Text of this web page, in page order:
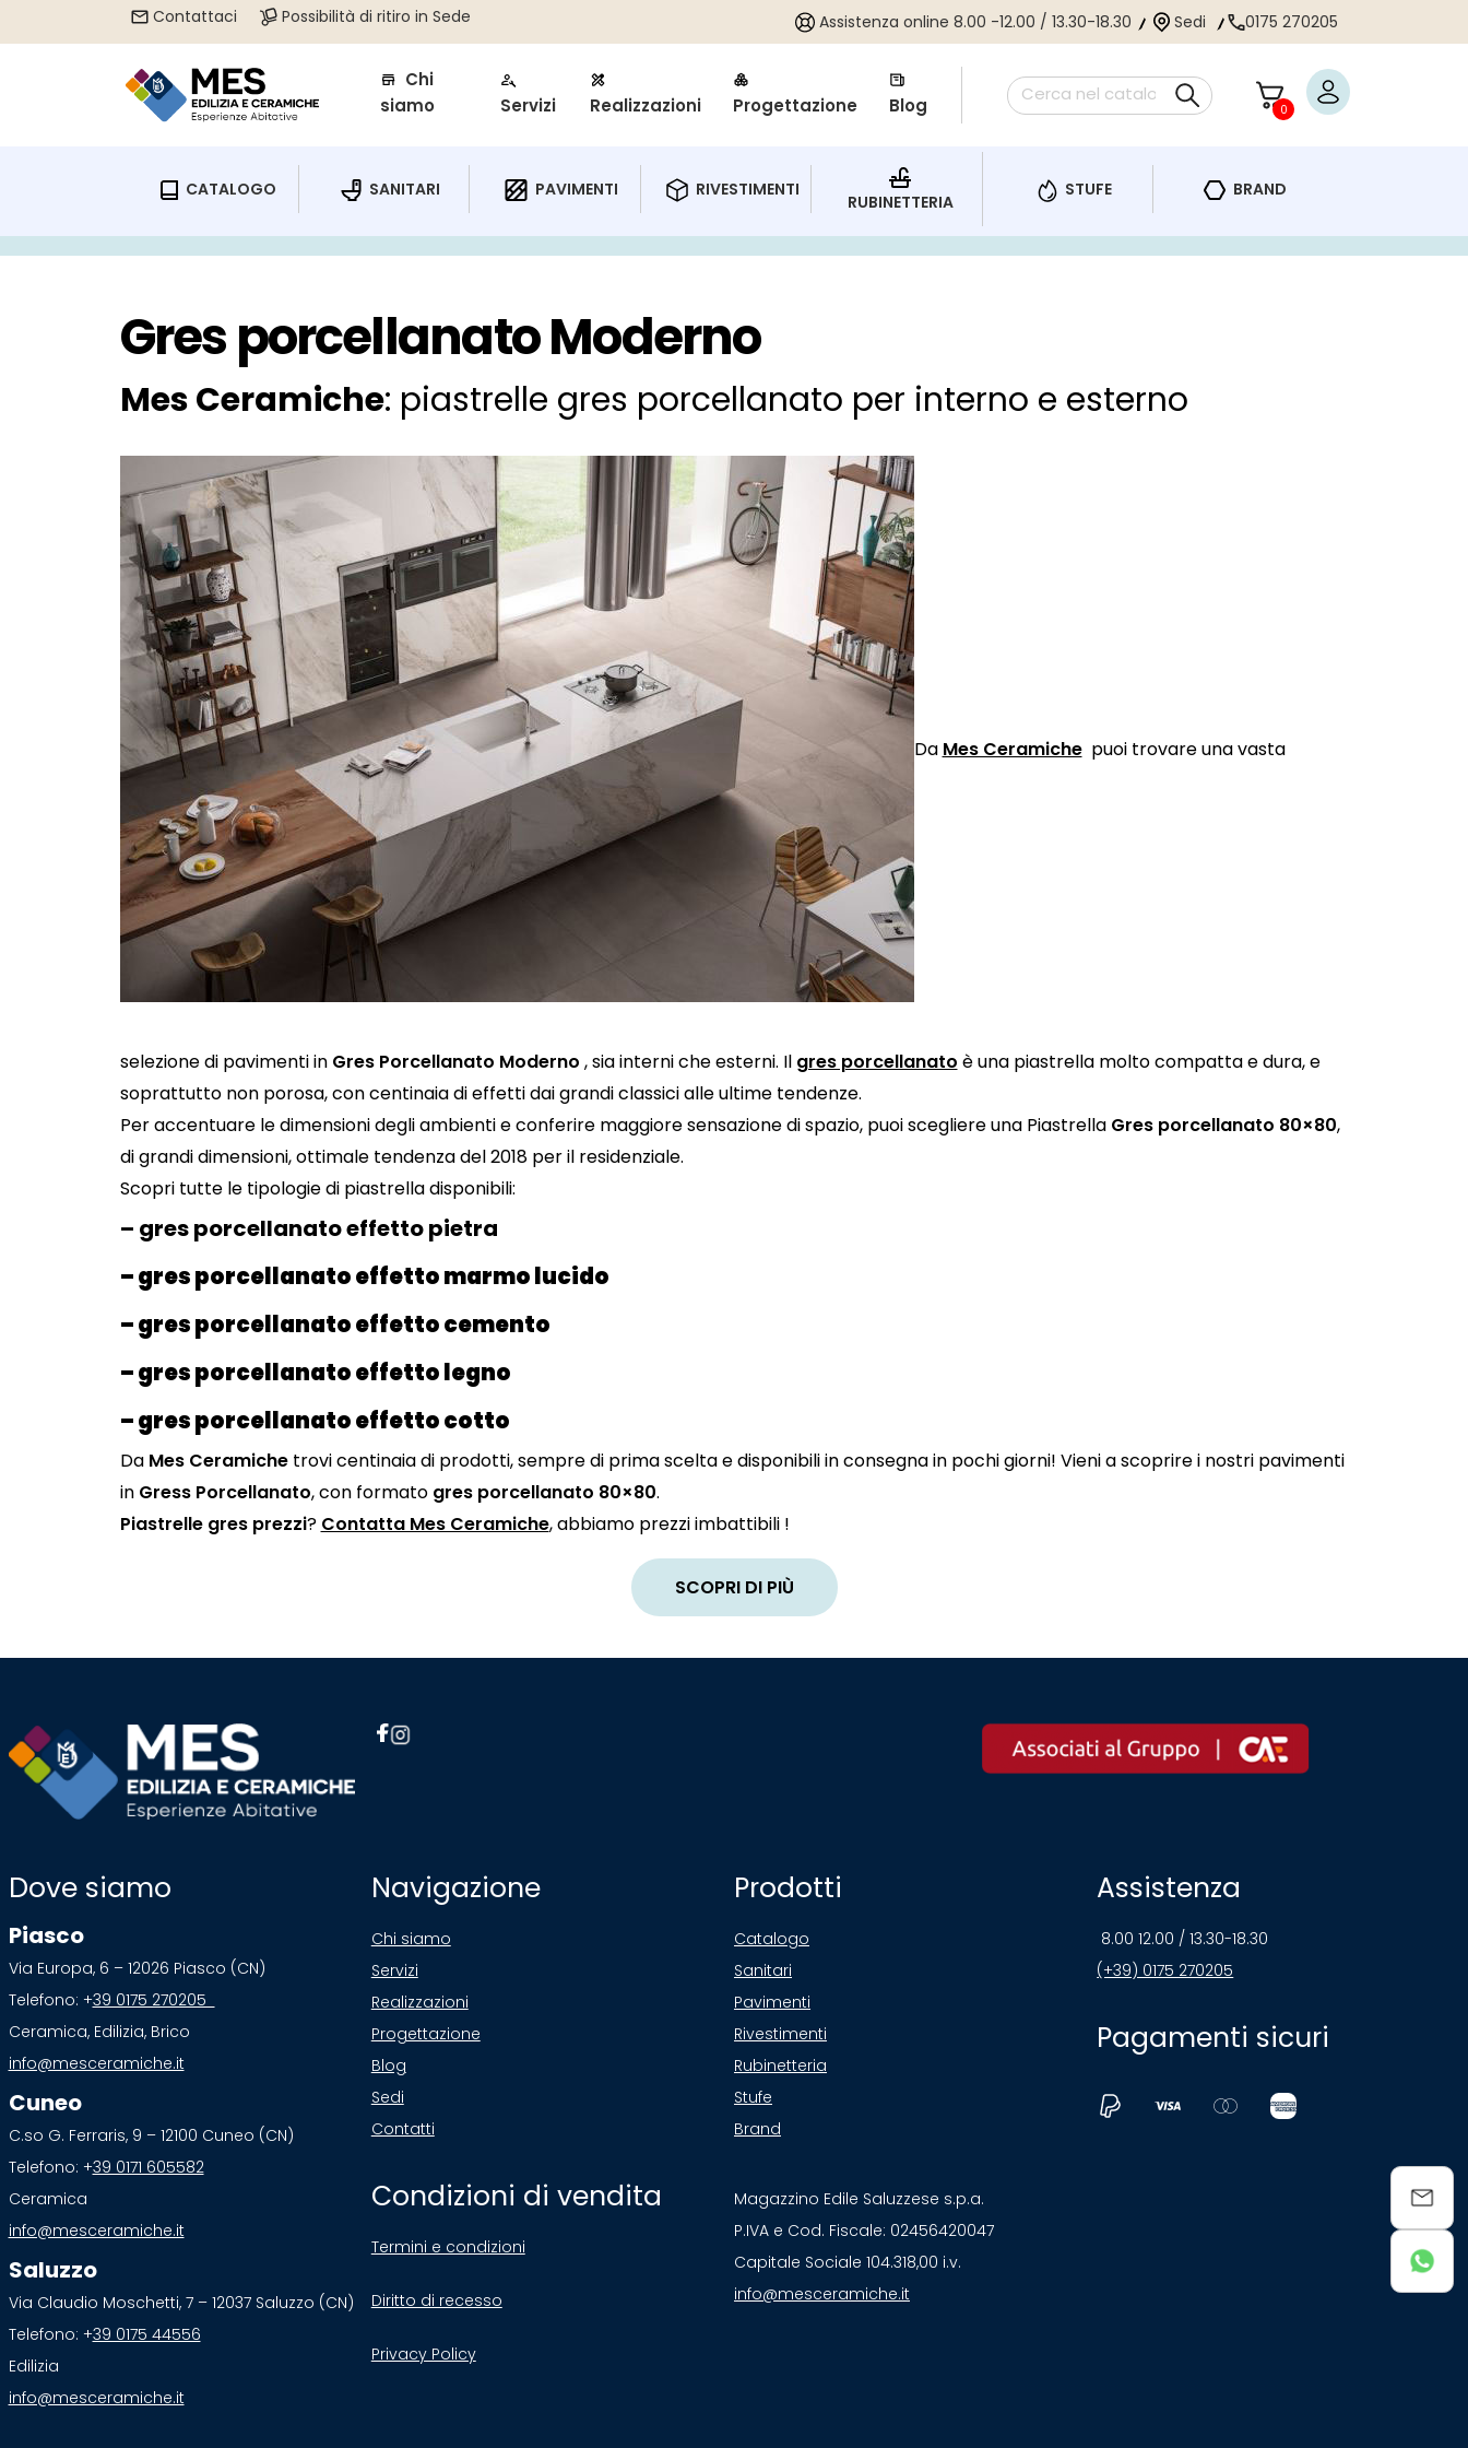
Contattaci Possibilità di ritiro in Sede Assistenza online 8.00 -12.00 / 13.30-18.30 Sedi 0175 270205
Chi
siamo
Servizi Realizzazioni Progettazione Blog 0
CATALOGO SANITARI PAVIMENTI RIVESTIMENTI
RUBINETTERIA
STUFE BRAND
Gres porcellanato Moderno
Gres porcellanato Moderno
Mes Ceramiche: piastrelle gres porcellanato per interno e esterno
Da Mes Ceramichepuoi trovare una vasta
selezione di pavimenti in Gres Porcellanato Moderno , sia interni che esterni. Il gres porcellanato è una piastrella molto compatta e dura, e
soprattutto non porosa, con centinaia di effetti dai grandi classici alle ultime tendenze.
Per accentuare le dimensioni degli ambienti e conferire maggiore sensazione di spazio, puoi scegliere una Piastrella Gres porcellanato 80×80,
di grandi dimensioni, ottimale tendenza del 2018 per il residenziale.
Scopri tutte le tipologie di piastrella disponibili:
– gres porcellanato effetto pietra
– gres porcellanato effetto marmo lucido
– gres porcellanato effetto cemento
– gres porcellanato effetto legno
– gres porcellanato effetto cotto
Da Mes Ceramichetrovi centinaia di prodotti, sempre di prima scelta e disponibili in consegna in pochi giorni! Vieni a scoprire i nostri pavimenti
in Gress Porcellanato, con formato gres porcellanato 80×80.
Piastrelle gres prezzi? Contatta Mes Ceramiche, abbiamo prezzi imbattibili !
SCOPRI DI PIÙ
Dove siamo
Piasco
Via Europa, 6 – 12026 Piasco (CN)
Telefono: +39 0175 270205
Ceramica, Edilizia, Brico
info@mesceramiche.it
Cuneo
C.so G. Ferraris, 9 – 12100 Cuneo (CN)
Telefono: +39 0171 605582
Ceramica
info@mesceramiche.it
Saluzzo
Via Claudio Moschetti, 7 – 12037 Saluzzo (CN)
Telefono: +39 0175 44556
Edilizia
info@mesceramiche.it
Navigazione
Chi siamo
Servizi
Realizzazioni
Progettazione
Blog
Sedi
Contatti
Condizioni di vendita
Termini e condizioni
Diritto di recesso
Privacy Policy
Prodotti
Catalogo
Sanitari
Pavimenti
Rivestimenti
Rubinetteria
Stufe
Brand
Magazzino Edile Saluzzese s.p.a.
P.IVA e Cod. Fiscale: 02456420047
Capitale Sociale 104.318,00 i.v.
info@mesceramiche.it
Assistenza
8.00 12.00 / 13.30-18.30
(+39) 0175 270205
Pagamenti sicuri